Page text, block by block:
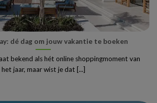
dé dag om jouw vakantie te boeken
bekend als hét online shoppingmoment van
het jaar, maar wist je dat [...]